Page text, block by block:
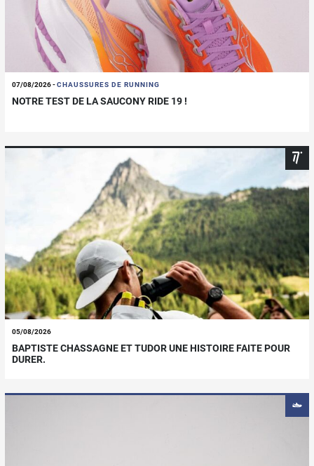
07/08/2026-CHAUSSURES DE RUNNING
NOTRE TEST DE LA SAUCONY RIDE 19 !
05/08/2026
BAPTISTE CHASSAGNE ET TUDOR UNE HISTOIRE FAITE POUR
DURER.